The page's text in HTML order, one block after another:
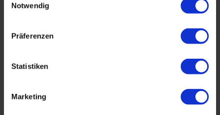
Notwendig
Präferenzen
Statistiken
Marketing
Energieselbstversorgungskonzept eines
28.04.2026
Energiesicherheit und Klimaneutralität in der
Wasserstoff-Netze angebunden sind, bietet die
dezentrale…